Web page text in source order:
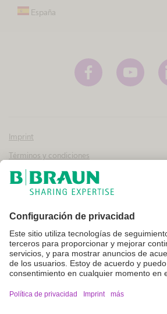
España
Imprint
Términos y condiciones
Aviso legal y condiciones de uso
Política de privacidad
Canal interno de información
Configuración de cookies
No todos los productos que aparecen en
de uso y presentación de dichos productos